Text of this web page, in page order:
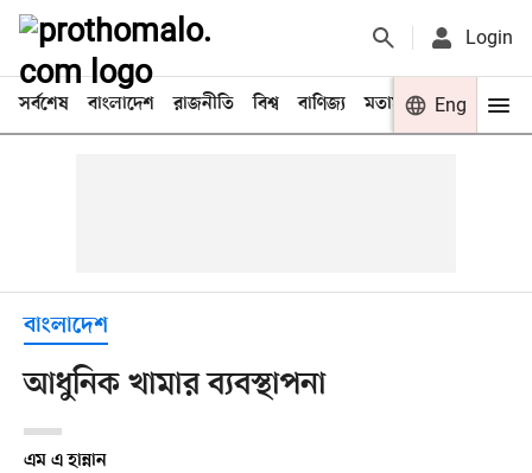
Login
সর্বশেষ বাংলাদেশ রাজনীতি বিশ্ব বাণিজ্য মতামত খেলা
Eng
বাংলাদেশ
আধুনিক খামার ব্যবস্থাপনা
এম এ হান্নান